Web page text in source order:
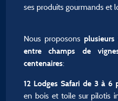
ses produits gourmands et
Nous proposons plusieurs
entre champs de
centenaires:
12 Lodges Safari de 3 à 6
en bois et toile sur pilotis